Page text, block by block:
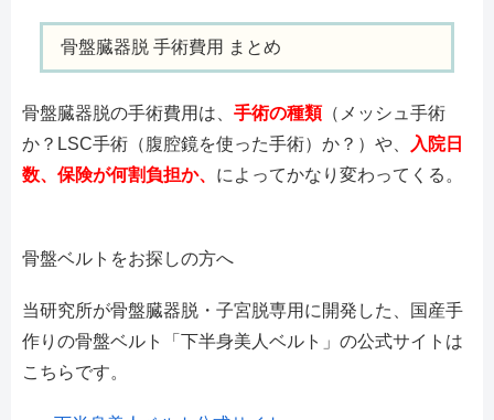
骨盤臓器脱 手術費用 まとめ
骨盤臓器脱の手術費用は、 手術の種類（メッシュ手術
か？LSC手術（腹腔鏡を使った手術）か？）や、
入院日
数、保険が何割負担か、 によってかなり変わってくる。
骨盤ベルトをお探しの方へ
当研究所が骨盤臓器脱・子宮脱専用に開発した、国産手
作りの骨盤ベルト「下半身美人ベルト」の公式サイトは
こちらです。